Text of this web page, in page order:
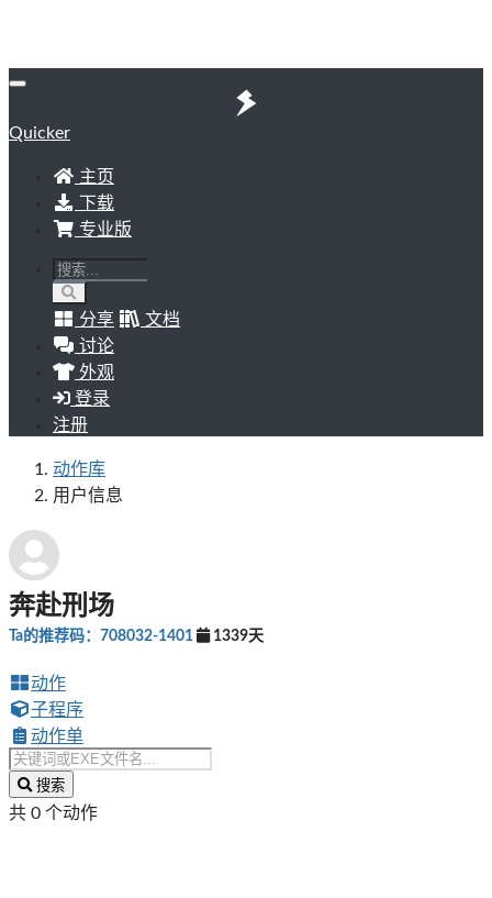
Quicker
主页
下载
专业版
分享
文档
讨论
外观
登录
注册
动作库
用户信息
奔赴刑场
Ta的推荐码：708032-1401 1339天
动作
子程序
动作单
搜索
共 0 个动作